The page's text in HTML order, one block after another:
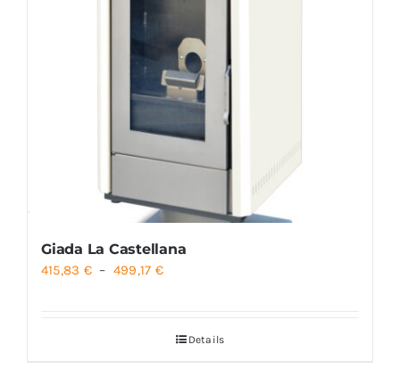
Giada La Castellana
415,83 € – 499,17 €Plage
415,83 €
Details